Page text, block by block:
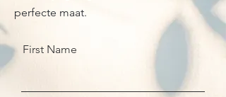
perfecte maat.
First Name